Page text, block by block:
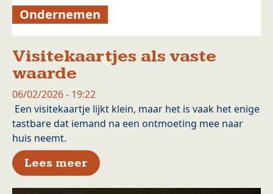
Ondernemen
Visitekaartjes als vaste
waarde
06/02/2026 - 19:22
Een visitekaartje lijkt klein, maar het is vaak het enige
tastbare dat iemand na een ontmoeting mee naar
huis neemt.
Lees meer over Visitekaartjes als vaste